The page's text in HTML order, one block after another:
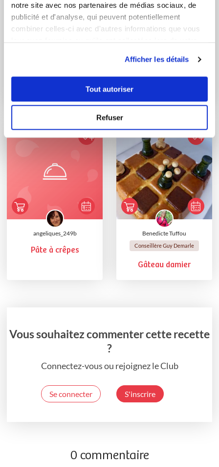
notre site avec nos partenaires de médias sociaux, de
publicité et d'analyse, qui peuvent potentiellement
combiner celles-ci avec d'autres informations que vous
Afficher les détails
Tout autoriser
Refuser
bndcte33
angeliques_249b
Pâte à crêpes
Benedicte Tuffou
Conseillère Guy Demarle
Gâteau damier
Vous souhaitez commenter cette recette
?
Connectez-vous ou rejoignez le Club
Se connecter S'inscrire
0 commentaire